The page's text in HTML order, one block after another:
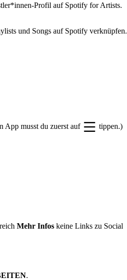
Profil auf Spotify for Artists.
und Songs auf Spotify verknüpfen.
App musst du zuerst auf
tippen.)
Mehr Infos keine Links zu Social
.